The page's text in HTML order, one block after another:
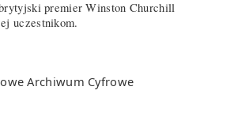
premier Winston Churchill
uczestnikom.
Archiwum Cyfrowe